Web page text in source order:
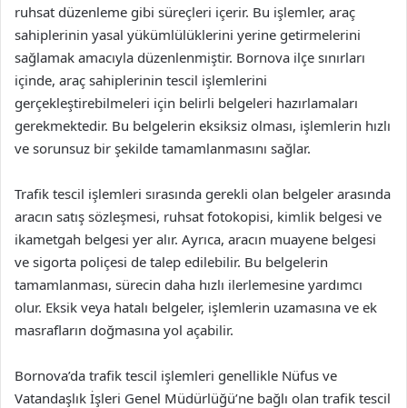
ruhsat düzenleme gibi süreçleri içerir. Bu işlemler, araç
sahiplerinin yasal yükümlülüklerini yerine getirmelerini
sağlamak amacıyla düzenlenmiştir. Bornova ilçe sınırları
içinde, araç sahiplerinin tescil işlemlerini
gerçekleştirebilmeleri için belirli belgeleri hazırlamaları
gerekmektedir. Bu belgelerin eksiksiz olması, işlemlerin hızlı
ve sorunsuz bir şekilde tamamlanmasını sağlar.
Trafik tescil işlemleri sırasında gerekli olan belgeler arasında
aracın satış sözleşmesi, ruhsat fotokopisi, kimlik belgesi ve
ikametgah belgesi yer alır. Ayrıca, aracın muayene belgesi
ve sigorta poliçesi de talep edilebilir. Bu belgelerin
tamamlanması, sürecin daha hızlı ilerlemesine yardımcı
olur. Eksik veya hatalı belgeler, işlemlerin uzamasına ve ek
masrafların doğmasına yol açabilir.
Bornova’da trafik tescil işlemleri genellikle Nüfus ve
Vatandaşlık İşleri Genel Müdürlüğü’ne bağlı olan trafik tescil